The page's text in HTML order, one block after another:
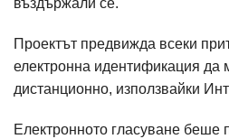
въздържали се.
Проектът предвижда всеки
електронна идентификация да
дистанционно, използвайки
Електронното гласуване беше